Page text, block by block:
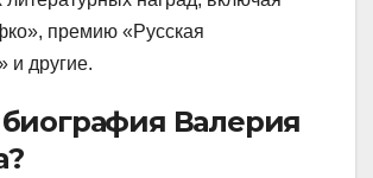
премию «Русская
и другие.
биография Валерия